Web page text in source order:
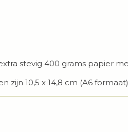
stevig 400 grams papier
zijn 10,5 x 14,8 cm (A6